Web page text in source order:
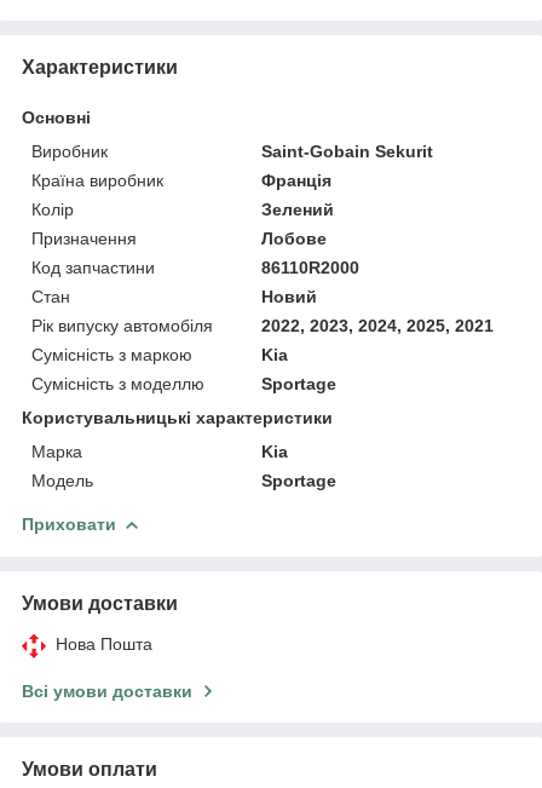
Характеристики
Основні
Виробник
Saint-Gobain Sekurit
Країна виробник
Франція
Колір
Зелений
Призначення
Лобове
Код запчастини
86110R2000
Стан
Новий
Рік випуску автомобіля
2022, 2023, 2024, 2025, 2021
Сумісність з маркою
Kia
Сумісність з моделлю
Sportage
Користувальницькі характеристики
Марка
Kia
Модель
Sportage
Приховати
Умови доставки
Нова Пошта
Всі умови доставки
Умови оплати